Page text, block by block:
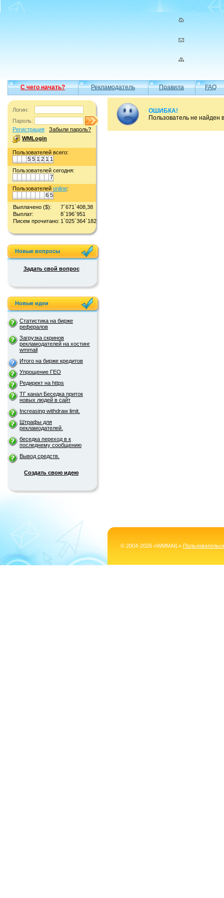
С чего начать? Рекламодатель Правила FAQ
Логин:
Пароль:
Регистрация
Забыли пароль?
WMLogin
Пользователей всего:
5 5 1 2 1 1
Пользователей сегодня:
7
Пользователей online:
6 5
Выплачено ($):
7`671`408,38
Выплат:
8`196`951
Писем прочитано: 1`025`364`182
Новые вопросы
Задать свой вопрос
Новые идеи
Статистика на бирже
рефералов
Загрузка скринов
рекламодателей на хостинг
wmmail
Итого на бирже кредитов
Упрощение ГЕО
Редирект на https
ТГ канал Беседка приток
новых людей в сайт
Increasing withdraw limit.
Штрафы для
рекламодателей.
беседка переход в к
последнему сообщению
Вывод средств.
Создать свою идею
ОШИБКА!
Пользователь не найден
© 2004-2026 «WMMAIL»